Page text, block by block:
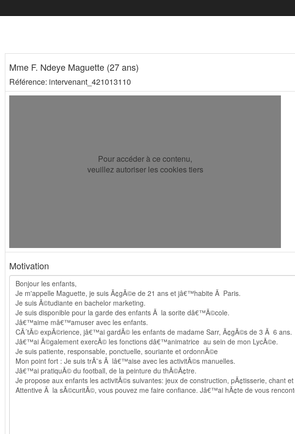
Mme F. Ndeye Maguette (27 ans)
Référence: intervenant_421013110
Pour accéder à ce contenu,
veuillez autoriser les cookies tiers
Motivation